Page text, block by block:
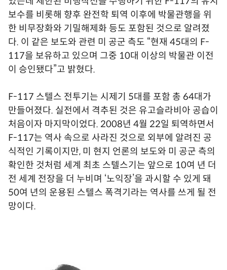
보수를 비롯해 향후 완전학 퇴역 이후에 박물관행을 위
한 비무장화와 기밀해제화 등도 포함된 것으로 알려졌
다. 이 같은 보도와 관련 미 공군 측도 “현재 45대의 F-
117을 보유하고 있으며 그중 10대 이상의 박물관 이전
이 승인됐다”고 밝혔다.
F-117 스텔스 전투기는 시제기 5대를 포함 총 64대가
만들어졌다. 실전에서 격추된 것은 유고슬라비아 공습이
처음이자 마지막이었다. 2008년 4월 22일 퇴역하면서
F-117는 역사 속으로 사라진 것으로 외부에 알려진 공
식적인 기록이지만, 미 현지 언론의 보도와 미 공군 측의
확인한 것처럼 세계 최초 스텔스기는 앞으로 10여 년 더
전 세계 전장을 더 누비며 ‘노익장’을 과시할 수 있게 돼
50여 년의 운용된 스텔스 폭격기라는 역사를 쓰게 될 전
망이다.